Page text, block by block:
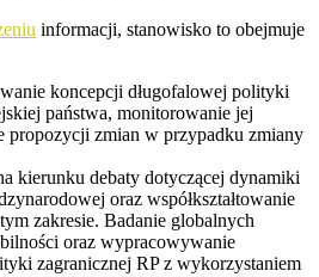
informacji, stanowisko to obejmuje
koncepcji długofalowej polityki
państwa, monitorowanie jej
propozycji zmian w przypadku zmiany
kierunku debaty dotyczącej dynamiki
oraz współkształtowanie
zakresie. Badanie globalnych
oraz wypracowywanie
zagranicznej RP z wykorzystaniem